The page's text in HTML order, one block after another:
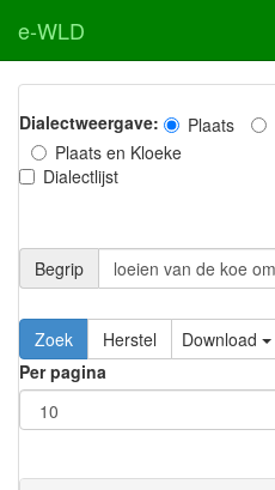
e-WLD
Dialectweergave: Plaats
Plaats en Kloeke
Dialectlijst
Begrip
Zoek Herstel
Download
Per pagina